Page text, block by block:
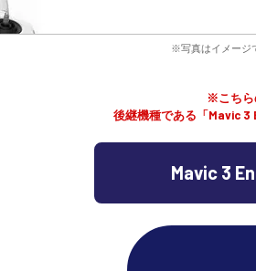
※写真はイメージ
※こちら
後継機種である「Mavic
Mavic 3